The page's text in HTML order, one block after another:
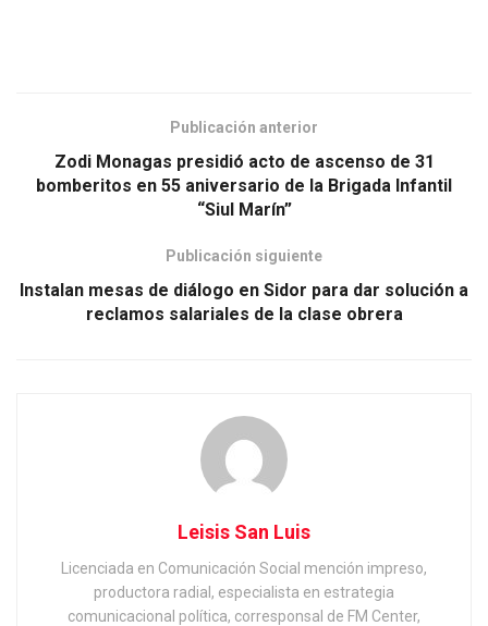
Publicación anterior
Zodi Monagas presidió acto de ascenso de 31
bomberitos en 55 aniversario de la Brigada Infantil
“Siul Marín”
Publicación siguiente
Instalan mesas de diálogo en Sidor para dar solución a
reclamos salariales de la clase obrera
Leisis San Luis
Licenciada en Comunicación Social mención impreso,
productora radial, especialista en estrategia
comunicacional política, corresponsal de FM Center,